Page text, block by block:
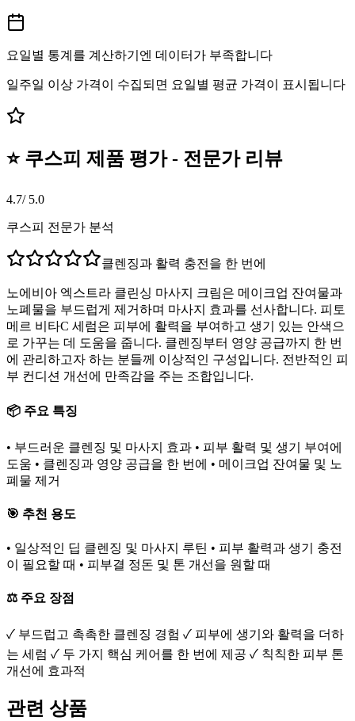
요일별 통계를 계산하기엔 데이터가 부족합니다
일주일 이상 가격이 수집되면 요일별 평균 가격이 표시됩니다
⭐ 쿠스피 제품 평가 - 전문가 리뷰
4.7/ 5.0
쿠스피 전문가 분석
클렌징과 활력 충전을 한 번에
노에비아 엑스트라 클린싱 마사지 크림은 메이크업 잔여물과
노폐물을 부드럽게 제거하며 마사지 효과를 선사합니다. 피토
메르 비타C 세럼은 피부에 활력을 부여하고 생기 있는 안색으
로 가꾸는 데 도움을 줍니다. 클렌징부터 영양 공급까지 한 번
에 관리하고자 하는 분들께 이상적인 구성입니다. 전반적인 피
부 컨디션 개선에 만족감을 주는 조합입니다.
📦 주요 특징
• 부드러운 클렌징 및 마사지 효과 • 피부 활력 및 생기 부여에
도움 • 클렌징과 영양 공급을 한 번에 • 메이크업 잔여물 및 노
폐물 제거
🎯 추천 용도
• 일상적인 딥 클렌징 및 마사지 루틴 • 피부 활력과 생기 충전
이 필요할 때 • 피부결 정돈 및 톤 개선을 원할 때
⚖️ 주요 장점
✓ 부드럽고 촉촉한 클렌징 경험 ✓ 피부에 생기와 활력을 더하
는 세럼 ✓ 두 가지 핵심 케어를 한 번에 제공 ✓ 칙칙한 피부 톤
개선에 효과적
관련 상품